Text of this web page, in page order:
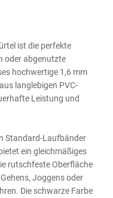
ist die perfekte
oder abgenutzte
hochwertige 1,6 mm
langlebigen PVC-
Leistung und
Standard-Laufbänder
ein gleichmäßiges
rutschfeste Oberfläche
Joggens oder
Die schwarze Farbe